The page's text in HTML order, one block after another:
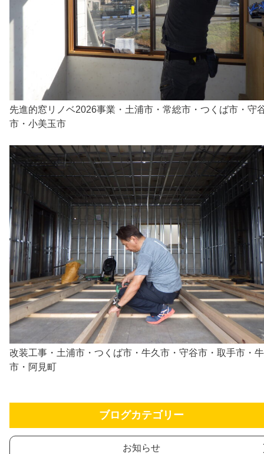
先進的窓リノベ2026事業・土浦市・常総市・つくば市・守
市・小美玉市
改装工事・土浦市・つくば市・牛久市・守谷市・取手市・
市・阿見町
ブログカテゴリー
お知らせ